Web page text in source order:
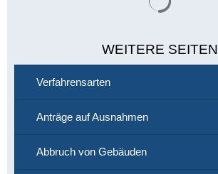
WEITERE SEITEN
Verfahrensarten
Anträge auf Ausnahmen
Abbruch von Gebäuden